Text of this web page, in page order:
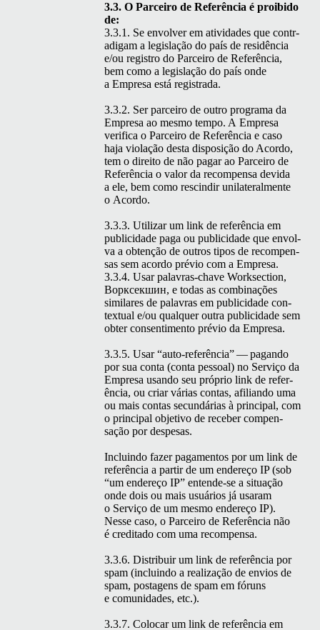
3.3. O Par­ceiro de Refer­ên­cia é proibido
de:
3.3.1. Se envolver em ativi­dades que con­tr­
a­digam a leg­is­lação do país de residên­cia
e/ou reg­istro do Par­ceiro de Refer­ên­cia,
bem como a leg­is­lação do país onde
a Empre­sa está registrada.
3.3.2. Ser par­ceiro de out­ro pro­gra­ma da
Empre­sa ao mes­mo tem­po. A Empre­sa
ver­i­fi­ca o Par­ceiro de Refer­ên­cia e caso
haja vio­lação des­ta dis­posição do Acor­do,
tem o dire­ito de não pagar ao Par­ceiro de
Refer­ên­cia o val­or da rec­om­pen­sa dev­i­da
a ele, bem como rescindir uni­lat­eral­mente
o Acordo.
3.3.3. Uti­lizar um link de refer­ên­cia em
pub­li­ci­dade paga ou pub­li­ci­dade que envol­
va a obtenção de out­ros tipos de rec­om­pen­
sas sem acor­do prévio com a Empresa.
3.3.4. Usar palavras-chave Work­sec­tion,
Ворксекшин, e todas as com­bi­nações
sim­i­lares de palavras em pub­li­ci­dade con­
tex­tu­al e/ou qual­quer out­ra pub­li­ci­dade sem
obter con­sen­ti­men­to prévio da Empresa.
3.3.5. Usar“auto-refer­ên­cia” — pagan­do
por sua con­ta (con­ta pes­soal) no Serviço da
Empre­sa usan­do seu próprio link de refer­
ên­cia, ou cri­ar várias con­tas, afil­ian­do uma
ou mais con­tas secundárias à prin­ci­pal, com
o prin­ci­pal obje­ti­vo de rece­ber com­pen­
sação por despesas.
Incluin­do faz­er paga­men­tos por um link de
refer­ên­cia a par­tir de um endereço IP(sob
“um endereço IP” entende-se a situ­ação
onde dois ou mais usuários já usaram
o Serviço de um mes­mo endereço IP).
Nesse caso, o Par­ceiro de Refer­ên­cia não
é cred­i­ta­do com uma recompensa.
3.3.6. Dis­tribuir um link de refer­ên­cia por
spam (incluin­do a real­iza­ção de envios de
spam, posta­gens de spam em fóruns
e comu­nidades, etc.).
3.3.7. Colo­car um link de refer­ên­cia em